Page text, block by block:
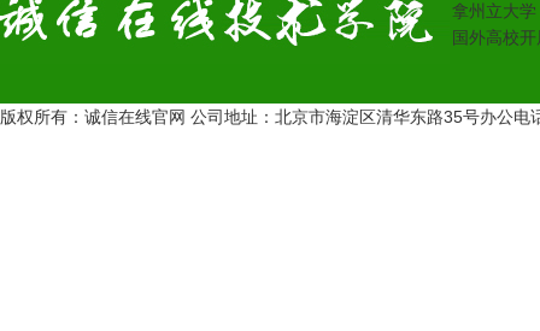
拿州立大
国外高校
版权所有：诚信在线官网 公司地址：北京市海淀区清华东路35号办公